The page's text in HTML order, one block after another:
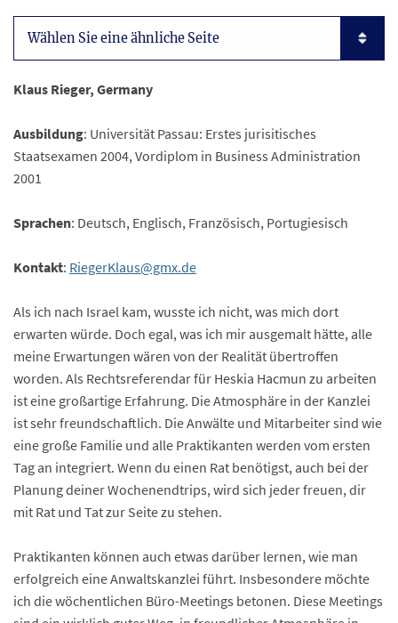
Klaus Rieger, Germany
Ausbildung: Universität Passau: Erstes jurisitisches
Staatsexamen 2004, Vordiplom in Business Administration
2001
Sprachen: Deutsch, Englisch, Französisch, Portugiesisch
Kontakt: RiegerKlaus@gmx.de
Als ich nach Israel kam, wusste ich nicht, was mich dort
erwarten würde. Doch egal, was ich mir ausgemalt hätte, alle
meine Erwartungen wären von der Realität übertroffen
worden. Als Rechtsreferendar für Heskia Hacmun zu arbeiten
ist eine großartige Erfahrung. Die Atmosphäre in der Kanzlei
ist sehr freundschaftlich. Die Anwälte und Mitarbeiter sind wie
eine große Familie und alle Praktikanten werden vom ersten
Tag an integriert. Wenn du einen Rat benötigst, auch bei der
Planung deiner Wochenendtrips, wird sich jeder freuen, dir
mit Rat und Tat zur Seite zu stehen.
Praktikanten können auch etwas darüber lernen, wie man
erfolgreich eine Anwaltskanzlei führt. Insbesondere möchte
ich die wöchentlichen Büro-Meetings betonen. Diese Meetings